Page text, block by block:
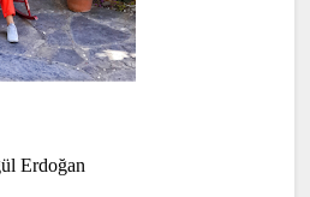
Erdoğan